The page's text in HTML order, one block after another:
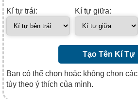
Kí tự trái: Kí tự giữa:
Tạo Tên Kí Tự
Bạn có thể chọn hoặc không chọn
tùy theo ý thích của mình.